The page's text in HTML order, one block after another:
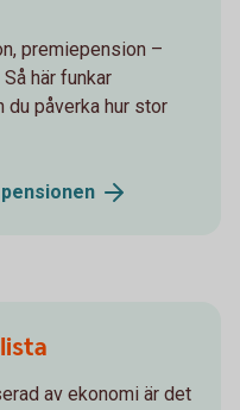
premiepension –
här funkar
påverka hur stor
pensionen
av ekonomi är det